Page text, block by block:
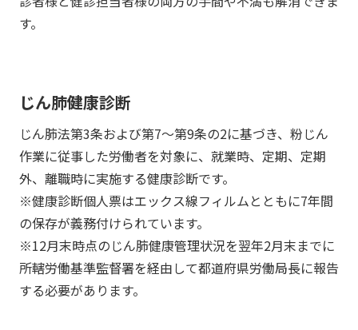
す。
じん肺健康診断
じん肺法第3条および第7～第9条の2に基づき、粉じん
作業に従事した労働者を対象に、就業時、定期、定期
外、離職時に実施する健康診断です。
※健康診断個人票はエックス線フィルムとともに7年間
の保存が義務付けられています。
※12月末時点のじん肺健康管理状況を翌年2月末までに
所轄労働基準監督署を経由して都道府県労働局長に報告
する必要があります。